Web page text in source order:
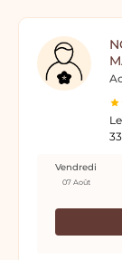
Vendredi
07 Août